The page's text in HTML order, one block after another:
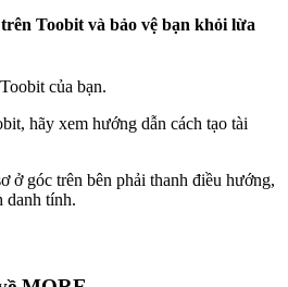
Toobit và bảo vệ bạn khỏi lừa
của bạn.
hãy xem hướng dẫn cách tạo tài
ở góc trên bên phải thanh điều hướng,
danh tính.